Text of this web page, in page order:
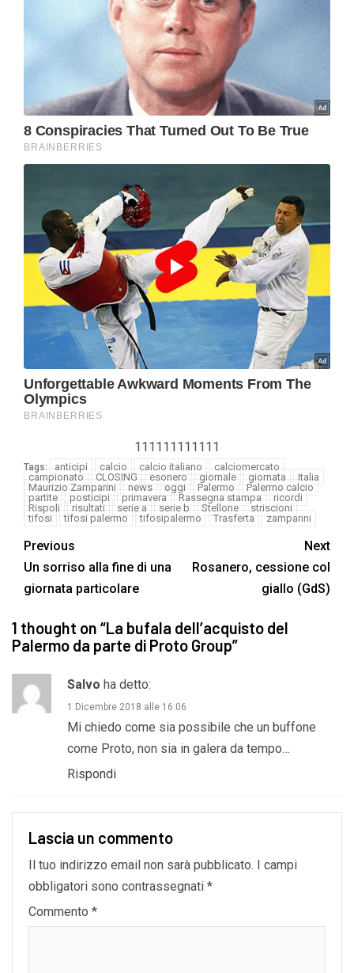
111111111111
Tags: anticipi calcio calcio italiano
calciomercato
campionato
CLOSING esonero giornale giornata
Italia
Maurizio Zamparini
news oggi Palermo
Palermo calcio
partite
posticipi primavera Rassegna stampa
ricordi
Rispoli
risultati serie a serie b Stellone
striscioni
tifosi
tifosi palermo tifosipalermo Trasferta zamparini
Previous
Un sorriso alla fine di una
giornata particolare
Next
Rosanero, cessione col
giallo (GdS)
1 thought on “La bufala dell’acquisto del
Palermo da parte di Proto Group”
Salvo ha detto:
1 Dicembre 2018 alle 16:06
Mi chiedo come sia possibile che un buffone
come Proto, non sia in galera da tempo…
Rispondi
Lascia un commento
Il tuo indirizzo email non sarà pubblicato. I campi
obbligatori sono contrassegnati *
Commento *